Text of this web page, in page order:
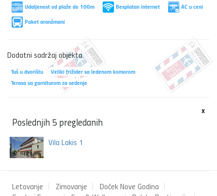
Udaljenost od plaže do 100m Besplatan internet
AC u ceni
Paket aranžmani
Dodatni sadržaj objekta
Tuš u dvorištu
Veliki frižider sa ledenom komorom
Terasa sa garniturom za sedenje
x
Poslednjih 5 pregledanih
Vila Lakis 1
Letovanje Zimovanje
Doček Nove Godina